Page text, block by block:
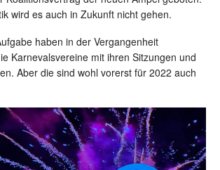
wird es auch in Zukunft nicht gehen.
haben in der Vergangenheit
Karnevalsvereine mit ihren Sitzungen und
Aber die sind wohl vorerst für 2022 auch